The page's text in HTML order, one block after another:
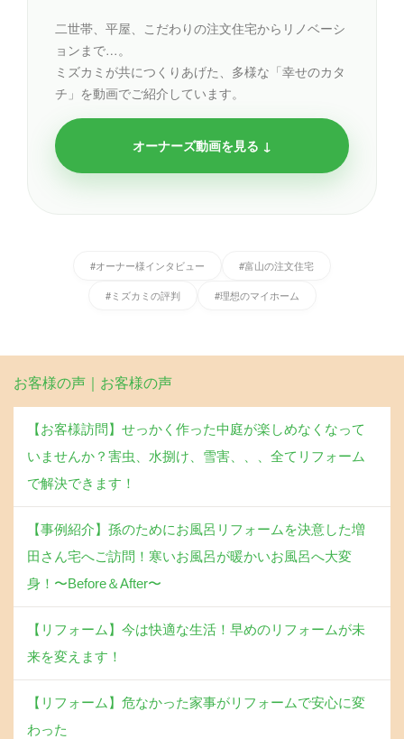
二世帯、平屋、こだわりの注文住宅からリノベーシ
ョンまで…。
ミズカミが共につくりあげた、多様な「幸せのカタ
チ」を動画でご紹介しています。
オーナーズ動画を見る ↓
#オーナー様インタビュー #富山の注文住宅
#ミズカミの評判 #理想のマイホーム
お客様の声｜お客様の声
【お客様訪問】せっかく作った中庭が楽しめなくなって
いませんか？害虫、水捌け、雪害、、、全てリフォーム
で解決できます！
【事例紹介】孫のためにお風呂リフォームを決意した増
田さん宅へご訪問！寒いお風呂が暖かいお風呂へ大変
身！〜Before＆After〜
【リフォーム】今は快適な生活！早めのリフォームが未
来を変えます！
【リフォーム】危なかった家事がリフォームで安心に変
わった